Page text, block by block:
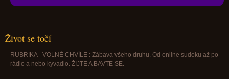
Život se točí
RUBRIKA - VOLNÉ CHVÍLE : Zábava všeho druhu. Od online sudoku až po
rádio a nebo kyvadlo. ŽIJTE A BAVTE SE.